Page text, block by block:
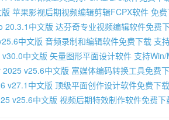
苹果影视后期视频编辑剪辑FCPX软件 免
20.3.1中文版 达芬奇专业视频编辑软件免费
中文版 音频录制和编辑软件免费下载 支
中文版 矢量图形平面设计软件 支持Win/
v25.6中文版 富媒体编码转换工具免费
v27.1中文版 顶级平面创作设计软件免费下
v25.6中文版 视频后期特效制作软件免费